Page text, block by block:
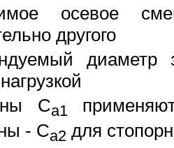
осевое
другого
диаметр
Ca1
- Ca2 для